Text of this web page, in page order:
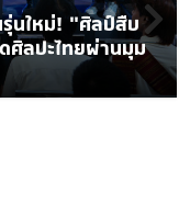
นใหม่! “ศิลป์สืบ
ลปะไทยผ่านมุม